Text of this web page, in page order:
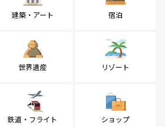
建築・アート 宿泊
世界遺産 リゾート
鉄道・フライト ショップ